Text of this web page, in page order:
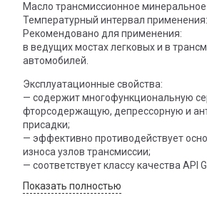
Масло трансмиссионное минеральное
Температурный интервал применения:
Рекомендовано для применения:
в ведущих мостах легковых и в
автомобилей.
Эксплуатационные свойства:
— содержит многофункциональную
фторсодержащую, депрессорную и
присадки;
— эффективно противодействует
износа узлов трансмиссии;
— соответствует классу качества API
Показать полностью